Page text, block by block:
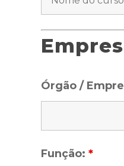
Órgão /
Função: *